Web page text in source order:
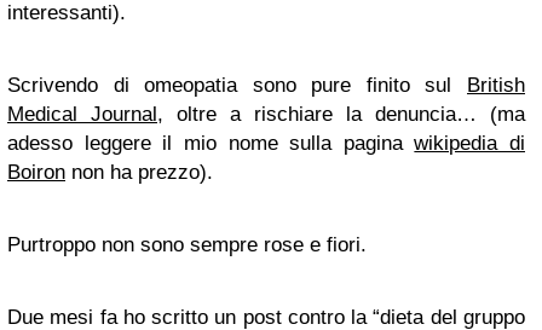
interessanti).
Scrivendo di omeopatia sono pure finito sul British
Medical Journal, oltre a rischiare la denuncia… (ma
adesso leggere il mio nome sulla paginawikipedia di
Boiron non ha prezzo).
Purtroppo non sono sempre rose e fiori.
Due mesi fa ho scritto un post contro la “dieta del gruppo